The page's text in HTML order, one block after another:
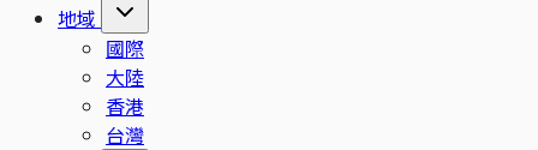
地域
國際
大陸
香港
台灣